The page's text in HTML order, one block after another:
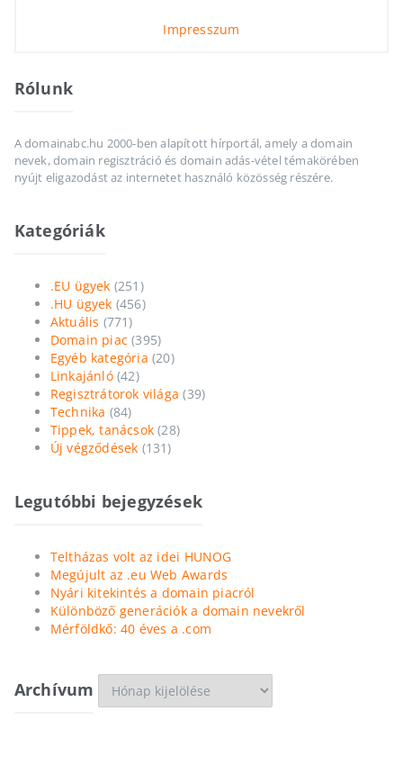
Impresszum
Rólunk
A domainabc.hu 2000-ben alapított hírportál, amely a domain
nevek, domain regisztráció és domain adás-vétel témakörében
nyújt eligazodást az internetet használó közösség részére.
Kategóriák
.EU ügyek (251)
.HU ügyek (456)
Aktuális (771)
Domain piac (395)
Egyéb kategória (20)
Linkajánló(42)
Regisztrátorok világa (39)
Technika (84)
Tippek, tanácsok (28)
Új végződések (131)
Legutóbbi bejegyzések
Teltházas volt az idei HUNOG
Megújult az .eu Web Awards
Nyári kitekintés a domain piacról
Különböző generációk a domain nevekről
Mérföldkő: 40 éves a .com
Archívum